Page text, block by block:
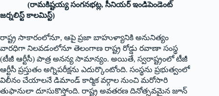
(రామకిష్టయ్య సంగనభట్ల, సీనియర్ ఇండిపెండెంట్
జర్నలిస్ట్ కాలమిస్ట్)
రాష్ట్ర సాకారంలోనూ, ఆపై ప్రజా బాహుళ్యానికి అనునిత్యం
వారధిగా నిలవడంలోనూ తెలంగాణ రాష్ట్ర రోడ్డు రవాణా సంస్థ
(టీజీ ఆర్టీసీ) పాత్ర అనన్య సామాన్యం. అయితే, స్వరాష్ట్రంలో టీజీ
ఆర్టీసీ ప్రస్తుతం అగ్నిపరీక్షను ఎదుర్కొంటోంది. సంస్థను ప్రభుత్వంలో
విలీనం చేయాలనే డిమాండ్ కార్మిక వర్గాల నుంచి మరోసారి
తుఫానులా దూసుకొస్తోంది. రాష్ట్ర అవతరణ దినోత్సవమైన జూన్